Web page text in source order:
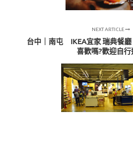
NEXT ARTICLE
台中｜南屯 IKEA宜家 瑞典餐廳
喜歡嗎?歡迎自行